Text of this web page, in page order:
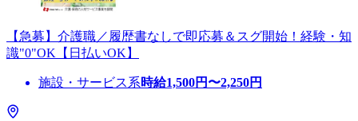
【急募】介護職／履歴書なしで即応募＆スグ開始！経験・知
識"0"OK【日払いOK】
施設・サービス系時給1,500円〜2,250円